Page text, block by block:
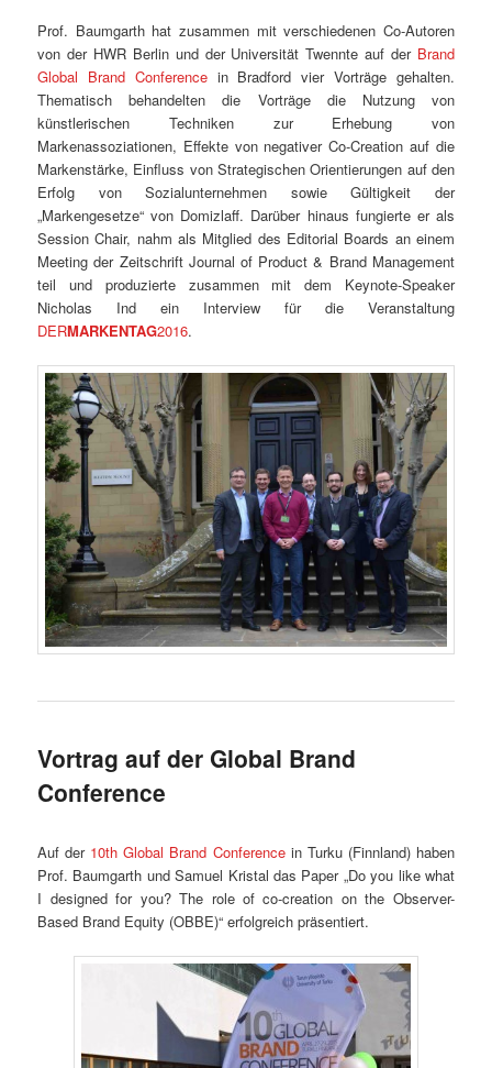
Prof. Baumgarth hat zusammen mit verschiedenen Co-Autoren
von der HWR Berlin und der Universität Twennte auf der Brand
Global Brand Conferencein Bradford vier Vorträge gehalten.
Thematisch behandelten die Vorträge die Nutzung von
künstlerischen Techniken zur Erhebung von
Markenassoziationen, Effekte von negativer Co-Creation auf die
Markenstärke, Einfluss von Strategischen Orientierungen auf den
Erfolg von Sozialunternehmen sowie Gültigkeit der
„Markengesetze“ von Domizlaff. Darüber hinaus fungierte er als
Session Chair, nahm als Mitglied des Editorial Boards an einem
Meeting der Zeitschrift Journal of Product & Brand Management
teil und produzierte zusammen mit dem Keynote-Speaker
Nicholas Ind ein Interview für die Veranstaltung
DERMARKENTAG2016.
Vortrag auf der Global Brand
Conference
Auf der 10th Global Brand Conferencein Turku (Finnland) haben
Prof. Baumgarth und Samuel Kristal das Paper „Do you like what
I designed for you? The role of co-creation on the Observer-
Based Brand Equity (OBBE)“ erfolgreich präsentiert.